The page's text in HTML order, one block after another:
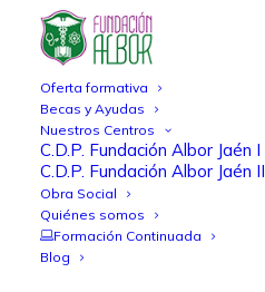
Oferta formativa
Becas y Ayudas
Nuestros Centros
C.D.P. Fundación Albor Jaén I
C.D.P. Fundación Albor Jaén II
Obra Social
Quiénes somos
Formación Continuada
Blog